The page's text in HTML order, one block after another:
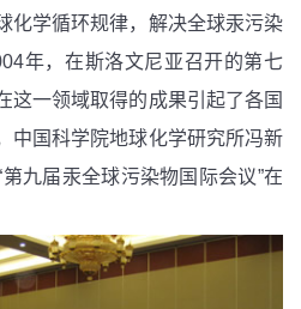
化学循环规律，解决全球汞污染
年，在斯洛文尼亚召开的第七
这一领域取得的成果引起了各国
中国科学院地球化学研究所冯新
九届汞全球污染物国际会议”在